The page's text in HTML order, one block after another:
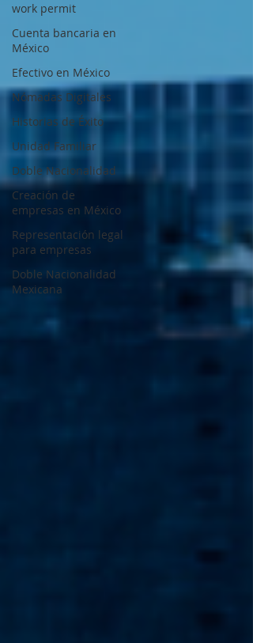
work permit
Cuenta bancaria en
México
Efectivo en México
Nómadas Digitales
Historias de Éxito
Unidad Familiar
Doble Nacionalidad
Creación de
empresas en México
Representación legal
para empresas
Doble Nacionalidad
Mexicana